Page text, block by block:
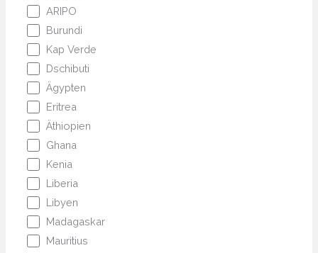
ARIPO
Burundi
Kap Verde
Dschibuti
Ägypten
Eritrea
Äthiopien
Ghana
Kenia
Liberia
Libyen
Madagaskar
Mauritius